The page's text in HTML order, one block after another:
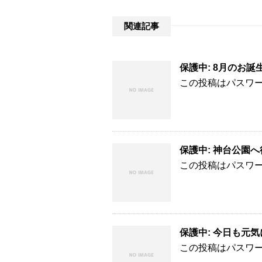
関連記事
保護中: 8月のお誕
この投稿はパスワ
保護中: 神台公園
この投稿はパスワ
保護中: 今日も元
この投稿はパスワ